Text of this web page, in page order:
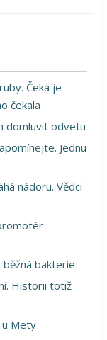
Čeká je
čekala
domluvit odvetu
Jednu
nádoru. Vědci
bakterie
Historii totiž
u Mety